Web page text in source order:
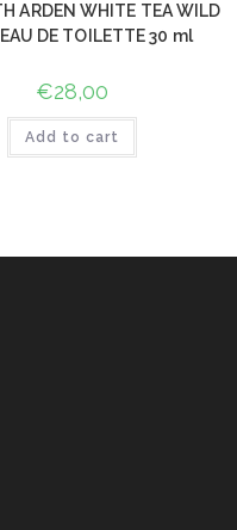
ARDEN WHITE TEA WILD
EAU DE TOILETTE 30 ml
€28,00
Add to cart